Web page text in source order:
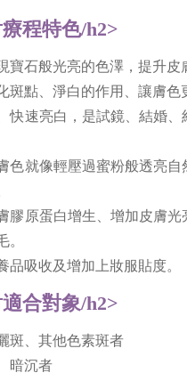
程特色/h2>
寶石般光亮的色澤，提升皮
斑點、淨白的作用、讓膚色
快速亮白，是試鏡、結婚、
色就像輕壓過蜜粉般透亮自
膠原蛋白增生、增加皮膚
。
品吸收及增加上妝服貼度。
合對象/h2>
斑、其他色素斑者
暗沉者